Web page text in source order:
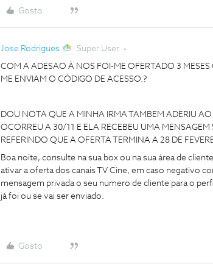
Gosto
Jose Rodrigues Super User
COM A ADESAO À NOS FOI-ME OFERTADO 3
ME ENVIAM O CÓDIGO DE ACESSO.?
DOU NOTA QUE A MINHA IRMA TAMBEM ADERIU
OCORREU A 30/11 E ELA RECEBEU UMA
REFERINDO QUE A OFERTA TERMINA A 28 DE
Boa noite, consulte na sua box ou na sua área de
ativar a oferta dos canais TV Cine, em caso negativo
mensagem privada o seu numero de cliente para o perfil
já foi ou se vai ser enviado.
Gosto